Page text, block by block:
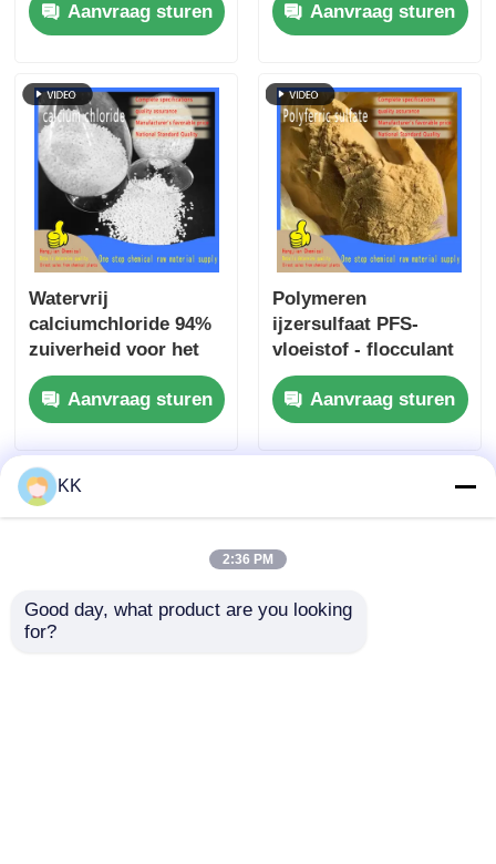
plasticscherm voor
industriële
Aanvraag sturen
Ontdooiingsmiddel
en Stofbestrijding
Aanvraag sturen
Watervrij
calciumchloride 94%
zuiverheid voor het
smelten van sneeuw
en het versnellen van
beton
Aanvraag sturen
Polymeren
ijzersulfaat PFS-
vloeistof - flocculant
met een hoog
rendement met een
snelle afzetting en
een brede pH-
Aanvraag sturen
KK
2:36 PM
Good day, what product are you looking
for?